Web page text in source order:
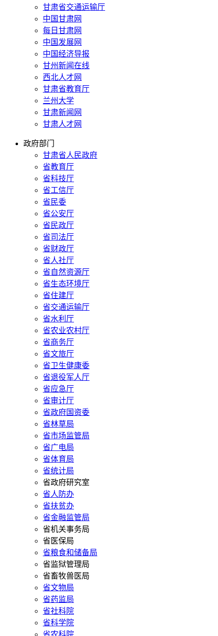
甘肃省交通运输厅
中国甘肃网
每日甘肃网
中国发展网
中国经济导报
甘州新闻在线
西北人才网
甘肃省教育厅
兰州大学
甘肃新闻网
甘肃人才网
政府部门
甘肃省人民政府
省教育厅
省科技厅
省工信厅
省民委
省公安厅
省民政厅
省司法厅
省财政厅
省人社厅
省自然资源厅
省生态环境厅
省住建厅
省交通运输厅
省水利厅
省农业农村厅
省商务厅
省文旅厅
省卫生健康委
省退役军人厅
省应急厅
省审计厅
省政府国资委
省林草局
省市场监管局
省广电局
省体育局
省统计局
省政府研究室
省人防办
省扶贫办
省金融监管局
省机关事务局
省医保局
省粮食和储备局
省监狱管理局
省畜牧兽医局
省文物局
省药监局
省社科院
省科学院
省农科院